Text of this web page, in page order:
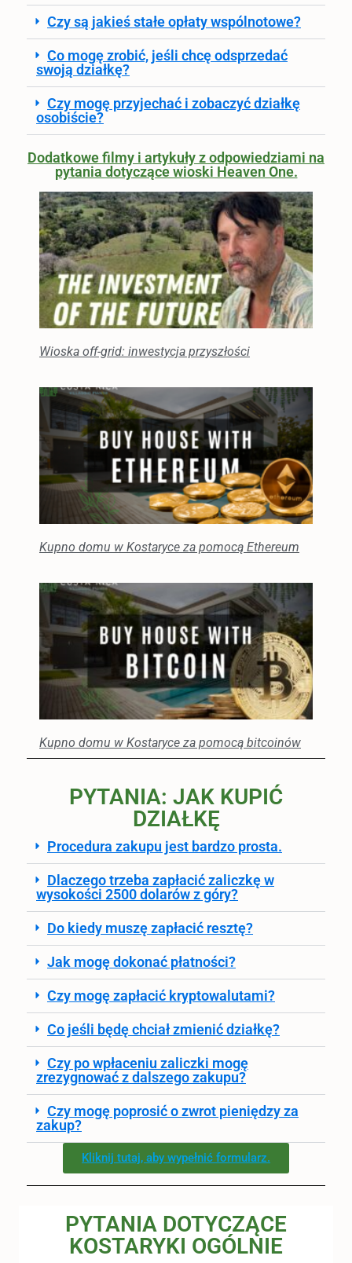
Czy są jakieś stałe opłaty wspólnotowe?
Co mogę zrobić, jeśli chcę odsprzedać
swoją działkę?
Czy mogę przyjechać i zobaczyć działkę
osobiście?
Dodatkowe filmy i artykuły z odpowiedziami na
pytania dotyczące wioski Heaven One.
Wioska off-grid: inwestycja przyszłości
Kupno domu w Kostaryce za pomocą Ethereum
Kupno domu w Kostaryce za pomocą bitcoinów
PYTANIA: JAK KUPIĆ
DZIAŁKĘ
Procedura zakupu jest bardzo prosta.
Dlaczego trzeba zapłacić zaliczkę w
wysokości 2500 dolarów z góry?
Do kiedy muszę zapłacić resztę?
Jak mogę dokonać płatności?
Czy mogę zapłacić kryptowalutami?
Co jeśli będę chciał zmienić działkę?
Czy po wpłaceniu zaliczki mogę
zrezygnować z dalszego zakupu?
Czy mogę poprosić o zwrot pieniędzy za
zakup?
Kliknij tutaj, aby wypełnić formularz.
PYTANIA DOTYCZĄCE
KOSTARYKI OGÓLNIE